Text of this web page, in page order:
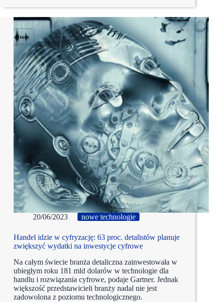
20/06/2023 nowe technologie
Handel idzie w cyfryzację: 63 proc. detalistów planuje
zwiększyć wydatki na inwestycje cyfrowe
Na całym świecie branża detaliczna zainwestowała w
ubiegłym roku 181 mld dolarów w technologie dla
handlu i rozwiązania cyfrowe, podaje Gartner. Jednak
większość przedstawicieli branży nadal nie jest
zadowolona z poziomu technologicznego.